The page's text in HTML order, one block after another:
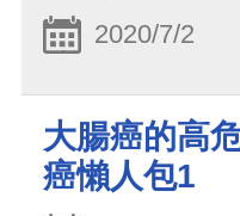
2020/7/2
大腸癌的高
癌懶人包1